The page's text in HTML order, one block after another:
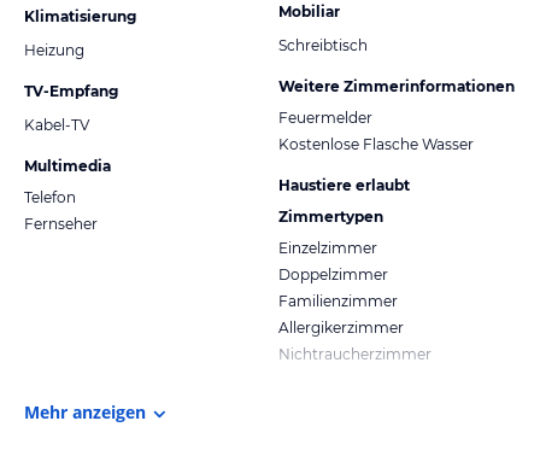
Klimatisierung
Heizung
TV-Empfang
Kabel-TV
Multimedia
Telefon
Fernseher
Mobiliar
Schreibtisch
Weitere Zimmerinformationen
Feuermelder
Kostenlose Flasche Wasser
Haustiere erlaubt
Zimmertypen
Einzelzimmer
Doppelzimmer
Familienzimmer
Allergikerzimmer
Nichtraucherzimmer
Mehr anzeigen